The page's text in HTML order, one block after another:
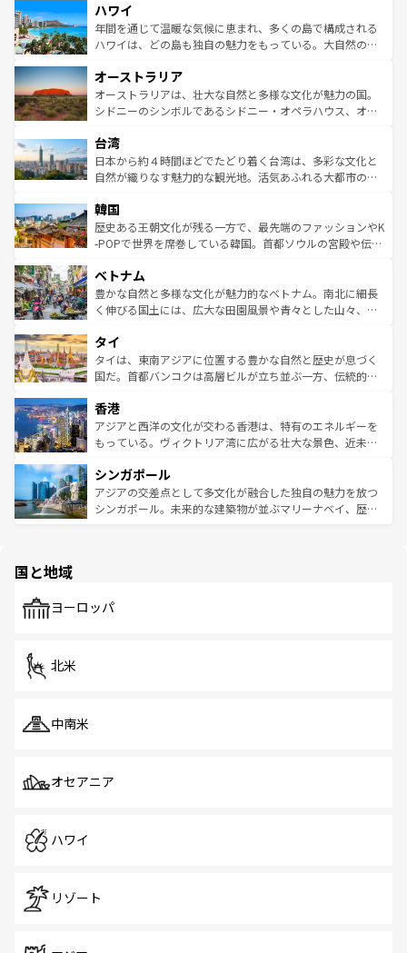
ば市内交通費無料で観光を楽しむこともできる。 なお、新
着のスイス情報はコンテンツ一覧 を参照してほしい。
のような巨大都市は、観光、ショッピング、エンターテイ
ンメントが詰まった刺激的なスポットだ。一方、アメリカ
西部には大自然が広がり、グランドキャニオンやイエロー
部のニューオーリンズでは、音楽と美食が融合した独特の
文化が魅力。旅行者はアメリカの各地域で異なる魅力を楽
しみながら、その多様性と豊かな歴史を感じることができ
ならではの贅沢な旅のスタイルだ。 なお、新着のアメリカ
情報はコンテンツ一覧を参照してほしい。
ハワイ
年間を通じて温暖な気候に恵まれ、多くの島で構成される
ハワイは、どの島も独自の魅力をもっている。大自然の神
ワイ島は見逃せない。また、定番の観光地といえばオアフ
島だが、静かな自然を求めるならマウイ島やカウアイ島が
おすすめ。エメラルドグリーンに輝く海をはじめ、豊かな
れるおもてなしの心で訪れる人々を迎えてくれるハワイの
人々、おいしいローカルフードやハワイアンミュージッ
ク、伝統的なフラダンスなど、すべてがハワイの魅力を彩
ワイを、存分に味わってほしい。 なお、新着のハワイ情報
はコンテンツ一覧を参照してほしい。
オーストラリア
オーストラリアは、壮大な自然と多様な文化が魅力の国。
シドニーのシンボルであるシドニー・オペラハウス、オー
リアリーフや大陸中央部にそびえるウルル（エアーズロッ
ク）、タスマニアの美しい原生林やケアンズの熱帯雨林な
ど、見どころがたくさん。また、カフェやワイン、オージ
いる。アクティビティも充実しており、サーフィンやダイ
ビング、ハイキングなど、アウトドア好きにはたまらな
い。オーストラリアの多彩な魅力を存分に味わいつくそ
参照してほしい。
台湾
日本から約４時間ほどでたどり着く台湾は、多彩な文化と
自然が織りなす魅力的な観光地。活気あふれる大都市の台
ン）、静ひつな山岳地帯である台湾東部など、都市の喧騒
と山間の静けさが共存しており、訪れる人に新しい発見と
驚きをもたらしてくれる。また、奥深い台湾の食文化も魅
容にもいいと評判のスイーツなど、バラエティ豊かな料理
が味わえる。 なお、新着の台湾情報は コンテンツ一覧を参
照してほしい。
韓国
歴史ある王朝文化が残る一方で、最先端のファッションやK
-POPで世界を席巻している韓国。首都ソウルの宮殿や伝統
き、地方に足を延ばせば四季折々の自然美を楽しむことが
できる。そして、キムチや焼肉、絶品のストリートフード
まで、さまざまな韓国料理が待っている。夜には、韓国な
リティに包まれながら、韓国の多彩な魅力を心ゆくまで味
わってみてほしい。 なお、新着の韓国情報はコンテンツ一
覧を参照してほしい。
ベトナム
豊かな自然と多様な文化が魅力的なベトナム。南北に細長
く伸びる国土には、広大な田園風景や青々とした山々、世
急速な発展と共に伝統が息づく。ハノイの古い町並みやホ
ーチミン市のフランス統治時代の建物も、独特の雰囲気を
醸し出している。また、バラエティの豊かさとおいしさで
とつ。フォーやバインミー、ベトナムコーヒーなどは、ぜ
ひ現地で味わいたい。どの地域を訪れてもあたたかい人々
が旅行者を迎えてくれるので、きっと忘れられない旅にな
参照してほしい。
タイ
タイは、東南アジアに位置する豊かな自然と歴史が息づく
国だ。首都バンコクは高層ビルが立ち並ぶ一方、伝統的な
の活気が交差している。北部ではチェンマイなどの山岳地
帯で自然と触れ合い、南部ではプーケットやクラビの美し
いビーチでリゾート気分を楽しむことができる。タイ料理
激する。気候は一年中温暖で、どの季節にも異なる楽しみ
が待っている。親しみやすいタイの人々、仏教を中心とし
た文化、そして多様な観光資源が、訪れる旅人を魅了し続
香港
アジアと西洋の文化が交わる香港は、特有のエネルギーを
もっている。ヴィクトリア湾に広がる壮大な景色、近未来
み、どこを訪れても感動するはず。観光スポットが密集し
ており、効率よく見どころを回れるのも魅力。息をのむよ
うな絶景から文化的な体験まで、香港を存分に楽しみ尽く
シンガポール
アジアの交差点として多文化が融合した独自の魅力を放つ
シンガポール。未来的な建築物が並ぶマリーナベイ、歴史
で、ホーカーズは地元の風情を楽しめる外せないスポット
国と地域
ヨーロッパ
北米
中南米
オセアニア
ハワイ
リゾート